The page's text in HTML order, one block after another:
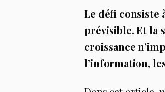
Le défi consiste
prévisible. Et la
croissance
l’information,